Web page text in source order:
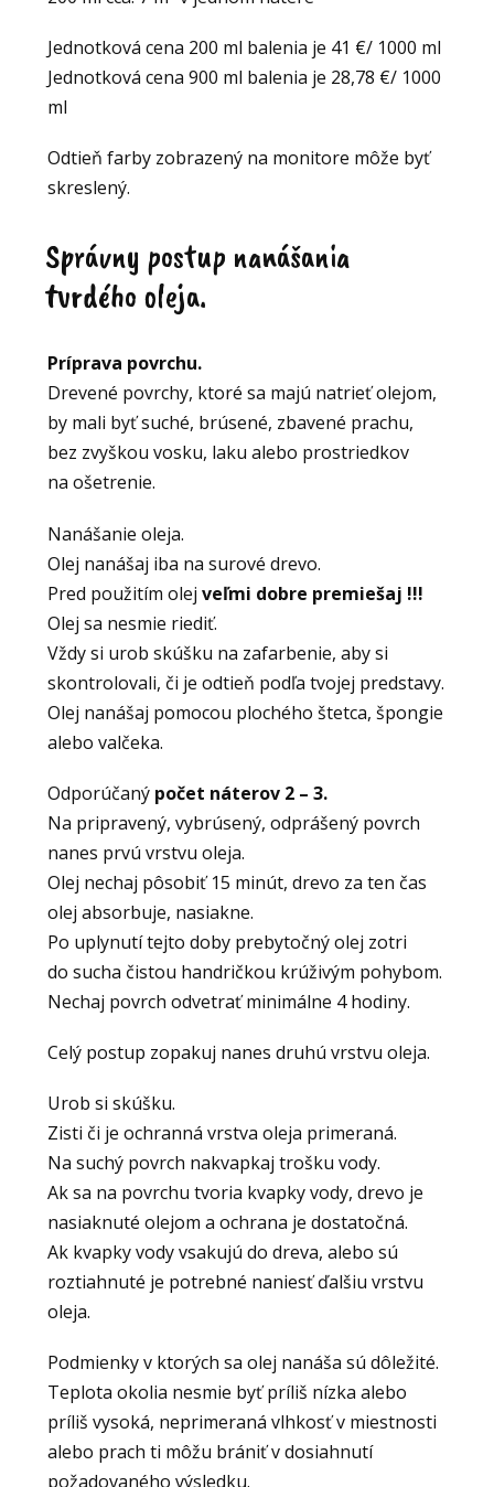
Jednotková cena 200 ml balenia je 41 €/ 1000 ml
Jednotková cena 900 ml balenia je 28,78 €/ 1000
ml
Odtieň farby zobrazený na monitore môže byť
skreslený.
Správny postup nanášania
tvrdého oleja.
Príprava povrchu.
Drevené povrchy, ktoré sa majú natrieť olejom,
by mali byť suché, brúsené, zbavené prachu,
bez zvyškou vosku, laku alebo prostriedkov
na ošetrenie.
Nanášanie oleja.
Olej nanášaj iba na surové drevo.
Pred použitím olej veľmi dobre premiešaj !!!
Olej sa nesmie riediť.
Vždy si urob skúšku na zafarbenie, aby si
skontrolovali, či je odtieň podľa tvojej predstavy.
Olej nanášaj pomocou plochého štetca, špongie
alebo valčeka.
Odporúčaný počet náterov 2 – 3.
Na pripravený, vybrúsený, odprášený povrch
nanes prvú vrstvu oleja.
Olej nechaj pôsobiť 15 minút, drevo za ten čas
olej absorbuje, nasiakne.
Po uplynutí tejto doby prebytočný olej zotri
do sucha čistou handričkou krúživým pohybom.
Nechaj povrch odvetrať minimálne 4 hodiny.
Celý postup zopakuj nanes druhú vrstvu oleja.
Urob si skúšku.
Zisti či je ochranná vrstva oleja primeraná.
Na suchý povrch nakvapkaj trošku vody.
Ak sa na povrchu tvoria kvapky vody, drevo je
nasiaknuté olejom a ochrana je dostatočná.
Ak kvapky vody vsakujú do dreva, alebo sú
roztiahnuté je potrebné naniesť ďalšiu vrstvu
oleja.
Podmienky v ktorých sa olej nanáša sú dôležité.
Teplota okolia nesmie byť príliš nízka alebo
príliš vysoká, neprimeraná vlhkosť v miestnosti
alebo prach ti môžu brániť v dosiahnutí
požadovaného výsledku.